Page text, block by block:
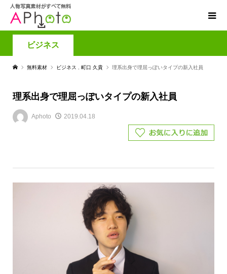
ビジネス
無料素材 ビジネス 町口 久貴 理系出身で理屈っぽいタイプの新入社員
理系出身で理屈っぽいタイプの新入社員
Aphoto 2019.04.18